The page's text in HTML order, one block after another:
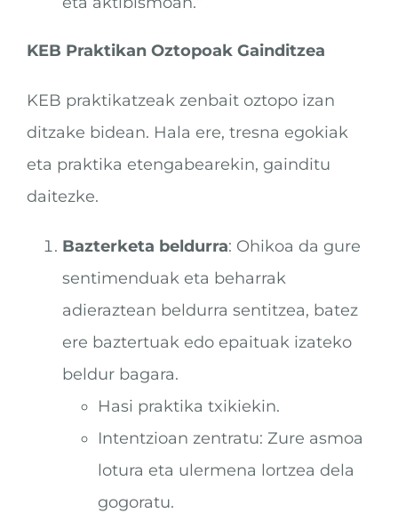
KEB Praktikan Oztopoak Gainditzea
KEB praktikatzeak zenbait oztopo izan
ditzake bidean. Hala ere, tresna egokiak
eta praktika etengabearekin, gainditu
daitezke.
Bazterketa beldurra: Ohikoa da gure
sentimenduak eta beharrak
adieraztean beldurra sentitzea, batez
ere baztertuak edo epaituak izateko
beldur bagara.
Hasi praktika txikiekin.
Intentzioan zentratu: Zure asmoa
lotura eta ulermena lortzea dela
gogoratu.